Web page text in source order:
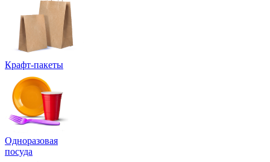
Крафт-пакеты
Одноразовая
посуда